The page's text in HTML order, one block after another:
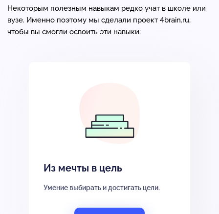
Некоторым полезным навыкам редко учат в школе или
вузе. Именно поэтому мы сделали проект 4brain.ru,
чтобы вы смогли освоить эти навыки:
Из мечты в цель
Умение выбирать и достигать цели.